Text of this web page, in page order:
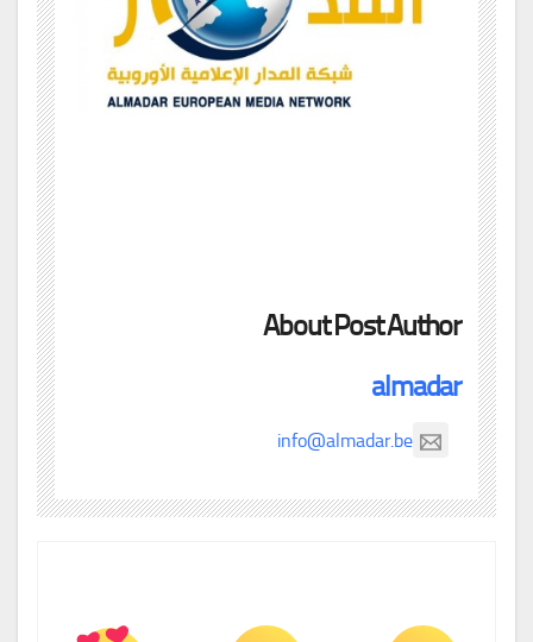
About Post Author
almadar
info@almadar.be